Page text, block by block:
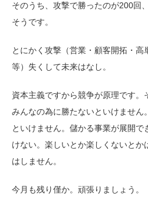
そのうち、攻撃で勝ったのが200回
そうです。
とにかく攻撃（営業・顧客開拓・
等）失くして未来はなし。
資本主義ですから競争が原理です。
みんなの為に勝たないといけません
といけません。儲かる事業が展開
けない。楽しいとか楽しくないと
はしません。
今月も残り僅か。頑張りましょう。